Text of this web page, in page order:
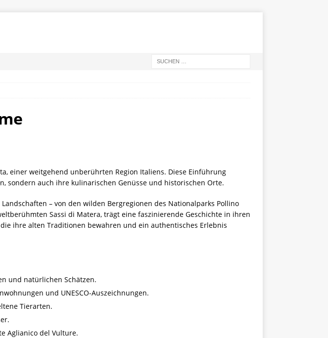
einer weitgehend unberührten Region Italiens. Diese Einführung
sondern auch ihre kulinarischen Genüsse und historischen Orte.
– von den wilden Bergregionen des Nationalparks Pollino
Sassi di Matera, trägt eine faszinierende Geschichte in ihren
ihre alten Traditionen bewahren und ein authentisches Erlebnis
und natürlichen Schätzen.
und UNESCO-Auszeichnungen.
Tierarten.
Aglianico del Vulture.